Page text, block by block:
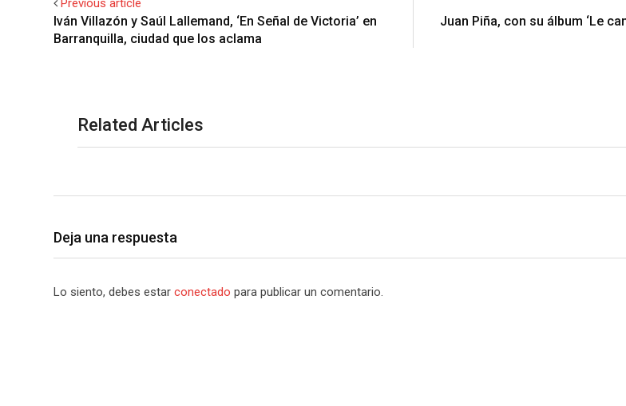
Previous article
Iván Villazón y Saúl Lallemand, ‘En Señal de Victoria’ en
Barranquilla, ciudad que los aclama
Juan Piña, con su álbum ‘Le
Related Articles
Deja una respuesta
Lo siento, debes estar conectado para publicar un comentario.